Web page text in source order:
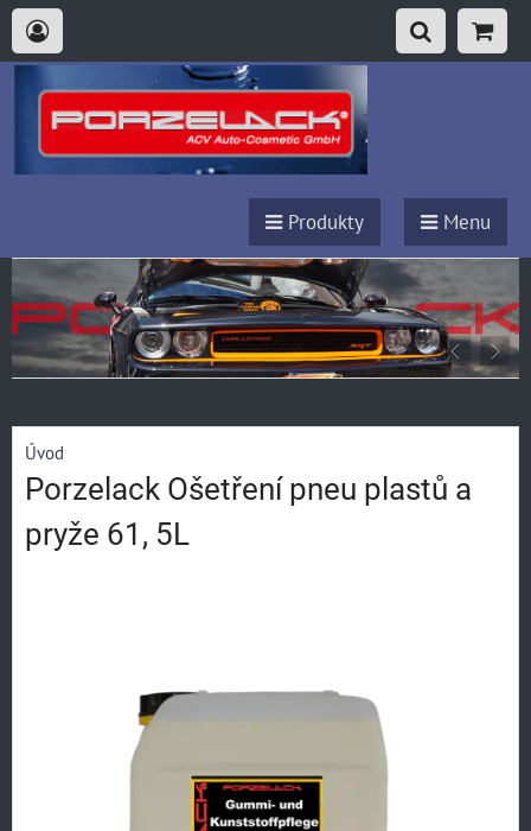
Produkty Menu
Úvod
Porzelack Ošetření pneu plastů a
pryže 61, 5L